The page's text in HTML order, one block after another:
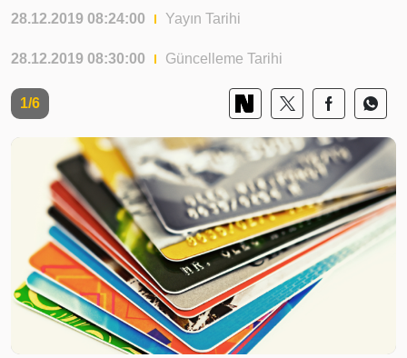
28.12.2019 08:24:00 Yayın Tarihi
28.12.2019 08:30:00 Güncelleme Tarihi
1/6